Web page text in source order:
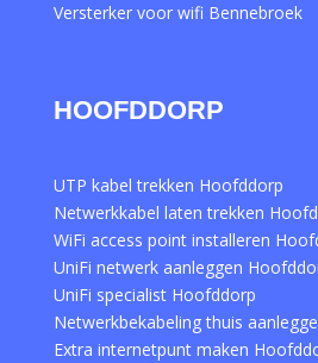
Versterker voor wifi Bennebroek
HOOFDDORP
UTP kabel trekken Hoofddorp
Netwerkkabel laten trekken
WiFi access point installeren
UniFi netwerk aanleggen
UniFi specialist Hoofddorp
Netwerkbekabeling thuis
Extra internetpunt maken